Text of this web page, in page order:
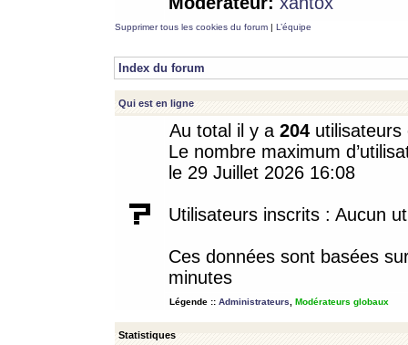
Supprimer tous les cookies du forum | L’équipe
Index du forum
Qui est en ligne
Au total il y a 204
Le nombre maximum
le 29 Juillet 2026 16:08
Utilisateurs inscrits : Aucun
Ces données sont basées
minutes
Légende :: Administrateurs Modérateurs globaux
Statistiques